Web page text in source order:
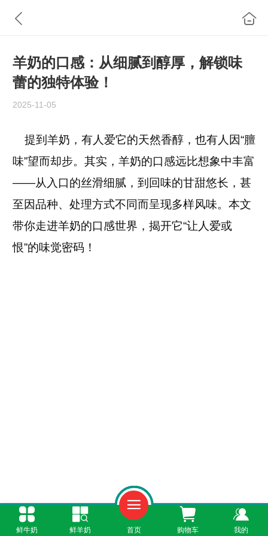
羊奶的口感：从细腻到醇厚，解锁味
蕾的独特体验！
2025-11-05
提到羊奶，有人爱它的天然香醇，也有人因“膻
味”望而却步。其实，羊奶的口感远比想象中丰富
——从入口的丝滑细腻，到回味的甘甜悠长，甚
至因品种、处理方式不同而呈现多样风味。本文
带你走进羊奶的口感世界，揭开它“让人爱或
恨”的味觉密码！
鲜牛奶 鲜羊奶 首页 购物车 我的